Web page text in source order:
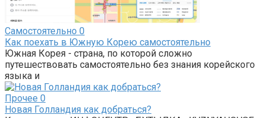
Самостоятельно 0
Как поехать в Южную Корею самостоятельно
Южная Корея - страна, по которой сложно
путешествовать самостоятельно без знания корейского
языка и
Прочее 0
Новая Голландия как добраться?